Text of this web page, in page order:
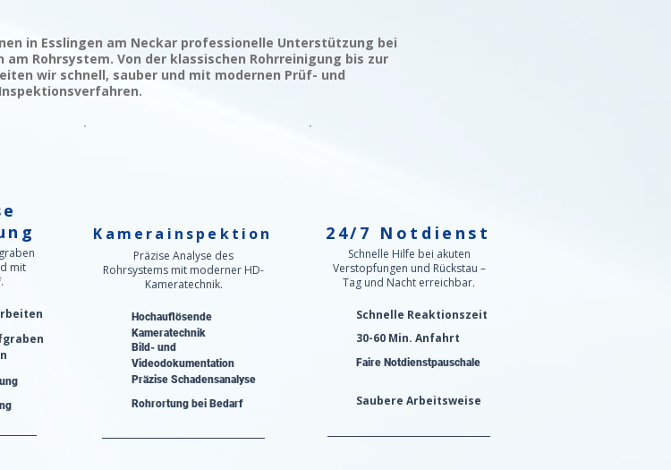
in Esslingen am Neckar professionelle Unterstützung bei
Rohrsystem. Von der klassischen Rohrreinigung bis zur
wir schnell, sauber und mit modernen Prüf- und
Inspektionsverfahren.
mit
Kamerainspektion
Präzise Analyse des
Rohrsystems mit moderner HD-
Kameratechnik.
Hochauflösende
Kameratechnik
Bild- und
Videodokumentation
Präzise Schadensanalyse​
Rohrortung bei Bedarf
24/7 Notdienst
Schnelle Hilfe bei akuten
Verstopfungen und Rückstau –
Tag und Nacht erreichbar.
Schnelle Reaktionszeit
30-60 Min. Anfahrt
Faire Notdienstpauschale
Saubere Arbeitsweise